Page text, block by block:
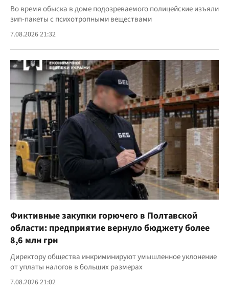
Во время обыска в доме подозреваемого полицейские изъяли
зип-пакеты с психотропными веществами
7.08.2026 21:32
Фиктивные закупки горючего в Полтавской
области: предприятие вернуло бюджету более
8,6 млн грн
Директору общества инкриминируют умышленное уклонение
от уплаты налогов в больших размерах
7.08.2026 21:02